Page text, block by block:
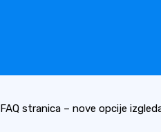
FAQ stranica – nove opcije